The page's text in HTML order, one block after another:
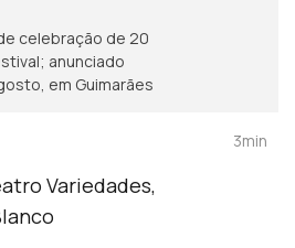
celebração de 20
anunciado
em Guimarães
Variedades,
3min